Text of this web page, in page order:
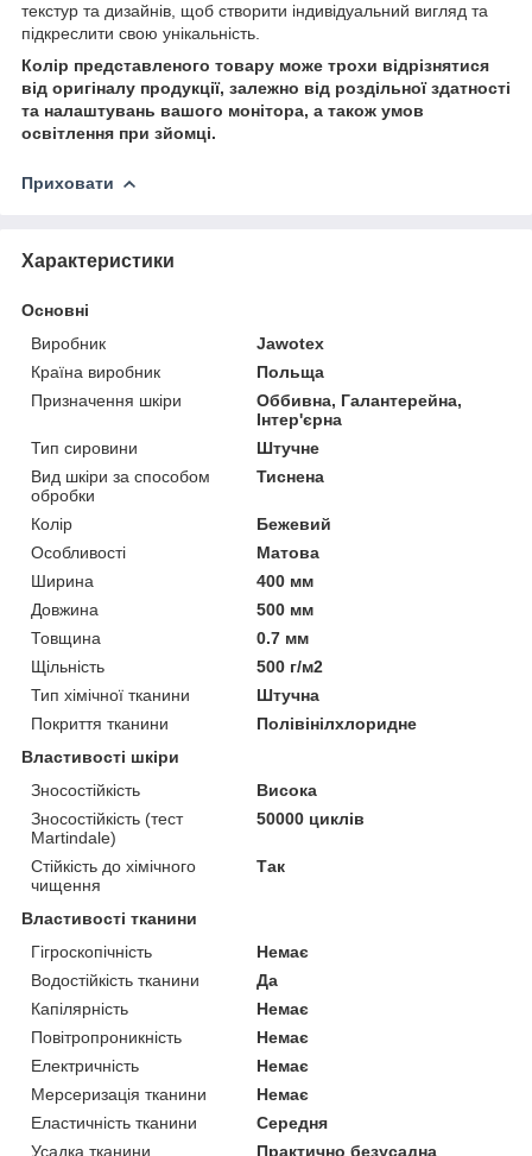
текстур та дизайнів, щоб створити індивідуальний вигляд та
підкреслити свою унікальність.
Колір представленого товару може трохи відрізнятися
від оригіналу продукції, залежно від роздільної здатності
та налаштувань вашого монітора, а також умов
освітлення при зйомці.
Приховати
Характеристики
Основні
Виробник
Jawotex
Країна виробник
Польща
Призначення шкіри
Оббивна, Галантерейна,
Інтер'єрна
Тип сировини
Штучне
Вид шкіри за способом
обробки
Тиснена
Колір
Бежевий
Особливості
Матова
Ширина
400 мм
Довжина
500 мм
Товщина
0.7 мм
Щільність
500 г/м2
Тип хімічної тканини
Штучна
Покриття тканини
Полівінілхлоридне
Властивості шкіри
Зносостійкість
Висока
Зносостійкість (тест
Martindale)
50000 циклів
Стійкість до хімічного
чищення
Так
Властивості тканини
Гігроскопічність
Немає
Водостійкість тканини
Да
Капілярність
Немає
Повітропроникність
Немає
Електричність
Немає
Мерсеризація тканини
Немає
Еластичність тканини
Середня
Усадка тканини
Практично безусадна